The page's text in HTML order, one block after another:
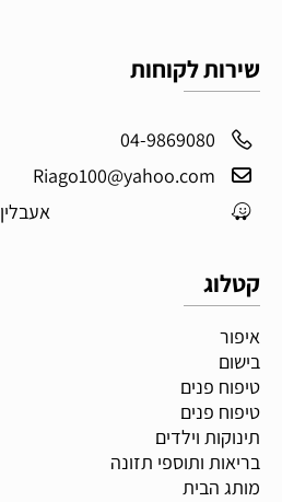
שירות לקוחות
04-9869080
Riago100@yahoo.com
אעבלין
קטלוג
איפור
בישום
טיפוח פנים
טיפוח פנים
תינוקות וילדים
בריאות ותוספי תזונה
מותג הבית